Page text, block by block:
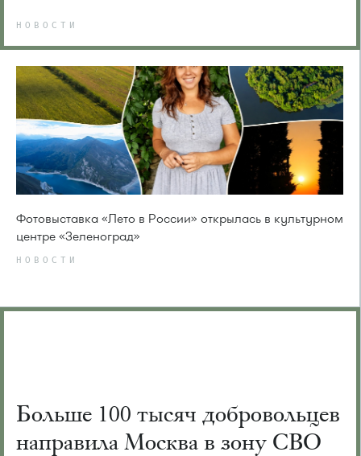
НОВОСТИ
Фотовыставка «Лето в России» открылась в культурном
центре «Зеленоград»
НОВОСТИ
Больше 100 тысяч добровольцев
направила Москва в зону СВО